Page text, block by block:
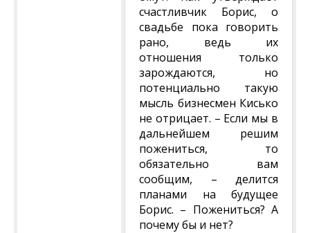
счастливчик Борис, о
свадьбе пока говорить
рано, ведь их
отношения только
зарождаются, но
потенциально такую
мысль бизнесмен Кисько
не отрицает. – Если мы в
дальнейшем решим
пожениться, то
обязательно вам
сообщим, – делится
планами на будущее
Борис. – Пожениться? А
почему бы и нет?